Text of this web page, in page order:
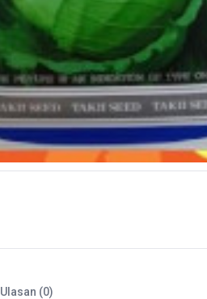
Ulasan (0)